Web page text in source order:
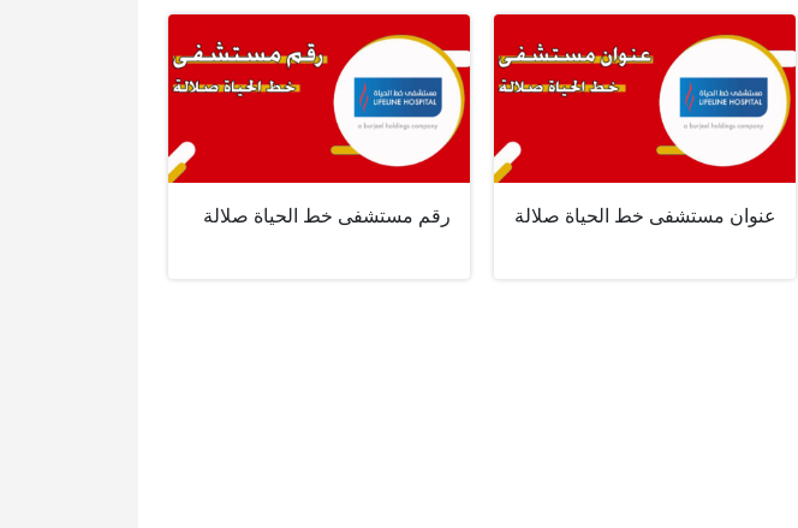
عنوان مستشفى خط الحياة صلالة رقم مستشفى خط الحياة صلالة